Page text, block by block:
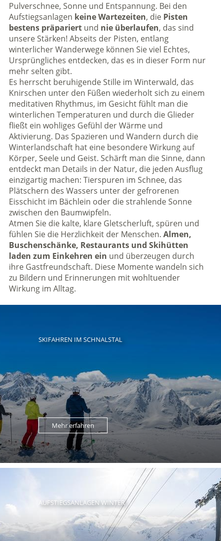
Pulverschnee, Sonne und Entspannung. Bei den
Aufstiegsanlagen keine Wartezeiten, die Pisten
bestens präpariertund nie überlaufen, das sind
unsere Stärken! Abseits der Pisten, entlang
winterlicher Wanderwege können Sie viel Echtes,
Ursprüngliches entdecken, das es in dieser Form nur
mehr selten gibt.
Es herrscht beruhigende Stille im Winterwald, das
Knirschen unter den Füßen wiederholt sich zu einem
meditativen Rhythmus, im Gesicht fühlt man die
winterlichen Temperaturen und durch die Glieder
fließt ein wohliges Gefühl der Wärme und
Aktivierung. Das Spazieren und Wandern durch die
Winterlandschaft hat eine besondere Wirkung auf
Körper, Seele und Geist. Schärft man die Sinne, dann
entdeckt man Details in der Natur, die jeden Ausflug
einzigartig machen: Tierspuren im Schnee, das
Plätschern des Wassers unter der gefrorenen
Eisschicht im Bächlein oder die strahlende Sonne
zwischen den Baumwipfeln.
Atmen Sie die kalte, klare Gletscherluft, spüren und
fühlen Sie die Herzlichkeit der Menschen. Almen,
Buschenschänke, Restaurants und Skihütten
laden zum Einkehren ein und überzeugen durch
ihre Gastfreundschaft. Diese Momente wandeln sich
zu Bildern und Erinnerungen mit wohltuender
Wirkung im Alltag.
SKIFAHREN IM SCHNALSTAL
Mehr erfahren
AUFSTIEGSANLAGEN WINTER